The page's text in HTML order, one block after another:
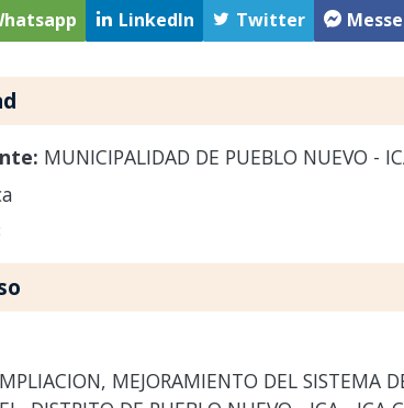
LinkedIn Twitter
MUNICIPALIDAD DE PUEBLO NUEVO -
MEJORAMIENTO DEL SISTEMA